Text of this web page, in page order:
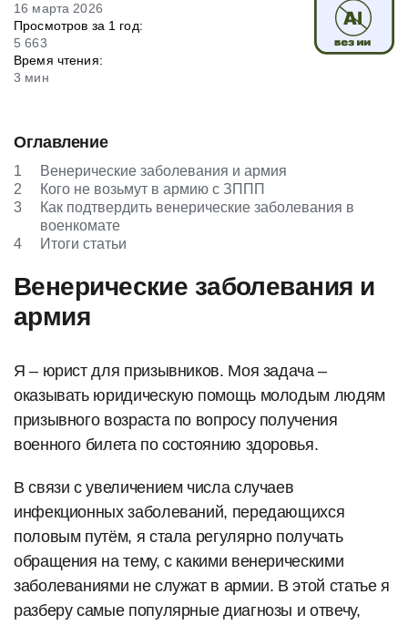
16 марта 2026
Просмотров за 1 год:
5 663
Время чтения:
3 мин
Оглавление
1
Венерические заболевания и армия
2
Кого не возьмут в армию с ЗППП
3
Как подтвердить венерические заболевания в
военкомате
4
Итоги статьи
Венерические заболевания и
армия
Я – юрист для призывников. Моя задача –
оказывать юридическую помощь молодым людям
призывного возраста по вопросу получения
военного билета по состоянию здоровья.
В связи с увеличением числа случаев
инфекционных заболеваний, передающихся
половым путём, я стала регулярно получать
обращения на тему, с какими венерическими
заболеваниями не служат в армии. В этой статье я
разберу самые популярные диагнозы и отвечу,